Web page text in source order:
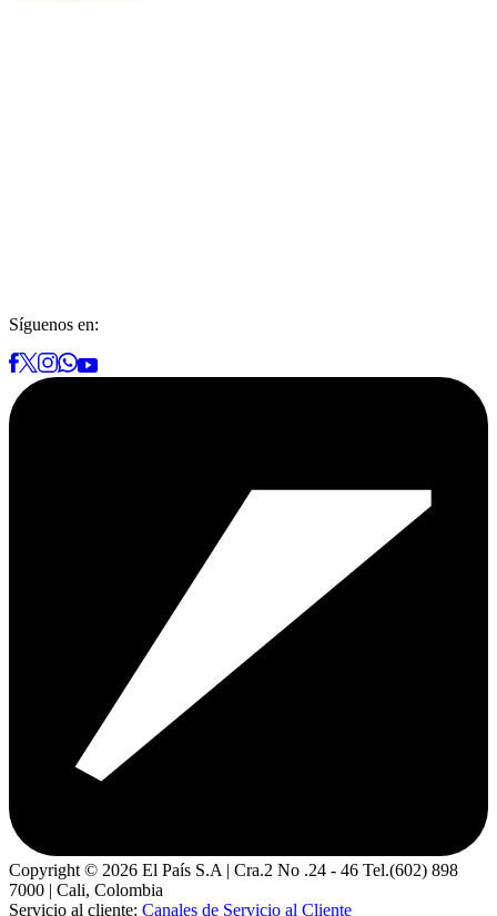
Síguenos en:
Copyright © 2026 El País S.A | Cra.2 No .24 - 46 Tel.(602) 898
7000 | Cali, Colombia
Servicio al cliente: Canales de Servicio al Cliente